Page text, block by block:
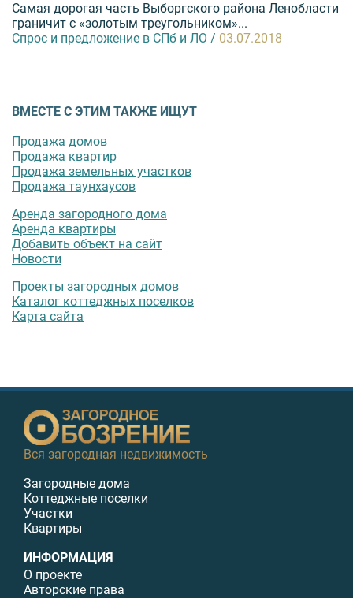
Самая дорогая часть Выборгского района Ленобласти
граничит с «золотым треугольником»...
Спрос и предложение в СПб и ЛО / 03.07.2018
ВМЕСТЕ С ЭТИМ ТАКЖЕ ИЩУТ
Продажа домов
Продажа квартир
Продажа земельных участков
Продажа таунхаусов
Аренда загородного дома
Аренда квартиры
Добавить объект на сайт
Новости
Проекты загородных домов
Каталог коттеджных поселков
Карта сайта
Вся загородная недвижимость
Загородные дома
Коттеджные поселки
Участки
Квартиры
ИНФОРМАЦИЯ
О проекте
Авторские права